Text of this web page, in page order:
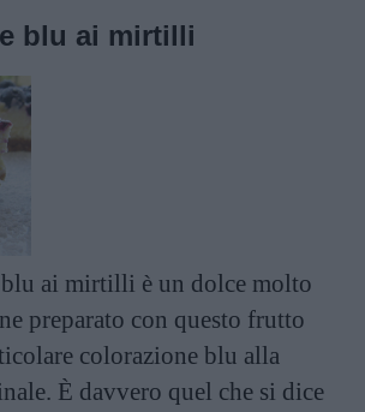
blu ai mirtilli
blu ai mirtilli è un dolce molto
preparato con questo frutto
colorazione blu alla
È davvero quel che si dice